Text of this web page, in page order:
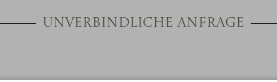
Unverbindliche Anfrage